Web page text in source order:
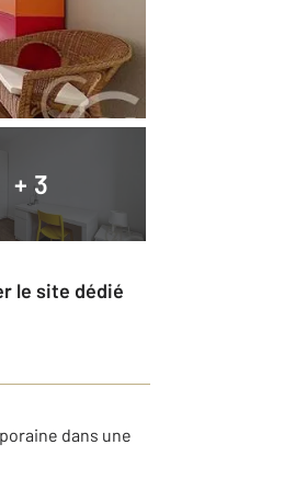
+ 3
le site dédié
dans une